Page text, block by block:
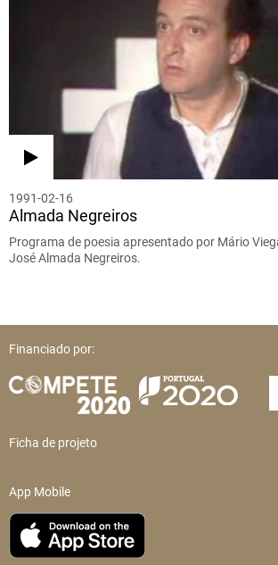
1991-02-16
Almada Negreiros
Programa de poesia apresentado por Mário
José Almada Negreiros.
Financiado por:
Ficha de projeto
App Mobile